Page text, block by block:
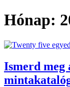
Hónap:
Ismerd